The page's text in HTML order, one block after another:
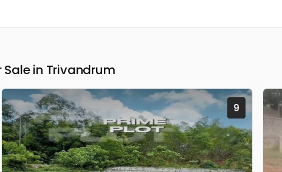
in Trivandrum
9